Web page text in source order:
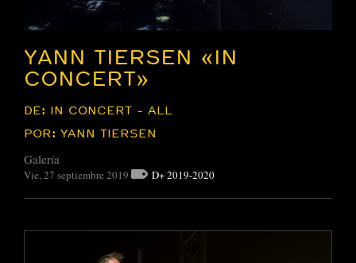
YANN TIERSEN «IN
CONCERT»
DE: IN CONCERT - ALL
POR: YANN TIERSEN
Galería
Vie, 27 septiembre 2019 D+ 2019-2020